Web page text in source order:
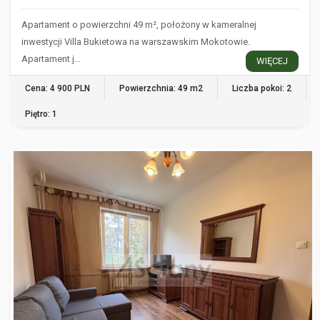
Apartament o powierzchni 49 m², położony w kameralnej
inwestycji Villa Bukietowa na warszawskim Mokotowie.
Apartament j…
WIĘCEJ
Cena: 4 900 PLN Powierzchnia: 49 m2 Liczba pokoi: 2
Piętro: 1
WARSZAWA